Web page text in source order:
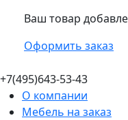
Ваш товар
Оформить заказ
+7(495)643-53-43
О компании
Мебель на заказ